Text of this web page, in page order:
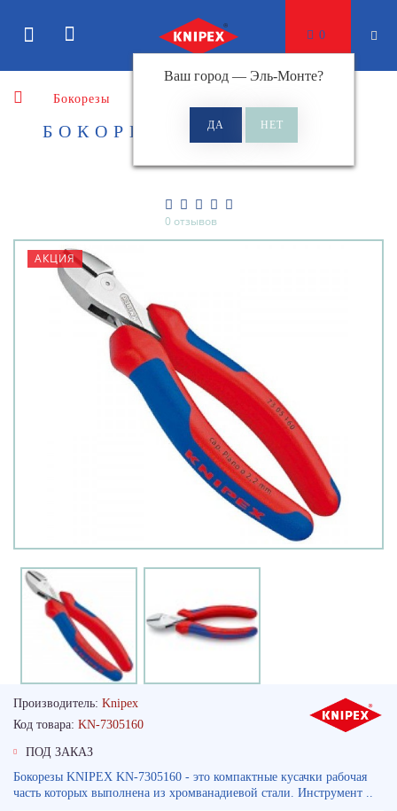
Ваш город — Эль-Монте?
0
Бокорезы
БОКОРЕЗЫ KNIPEX KN-
0 отзывов
АКЦИЯ
Производитель: Knipex
Код товара: KN-7305160
ПОД ЗАКАЗ
Бокорезы KNIPEX KN-7305160 - это компактные кусачки рабочая
часть которых выполнена из хромванадиевой стали. Инструмент ..